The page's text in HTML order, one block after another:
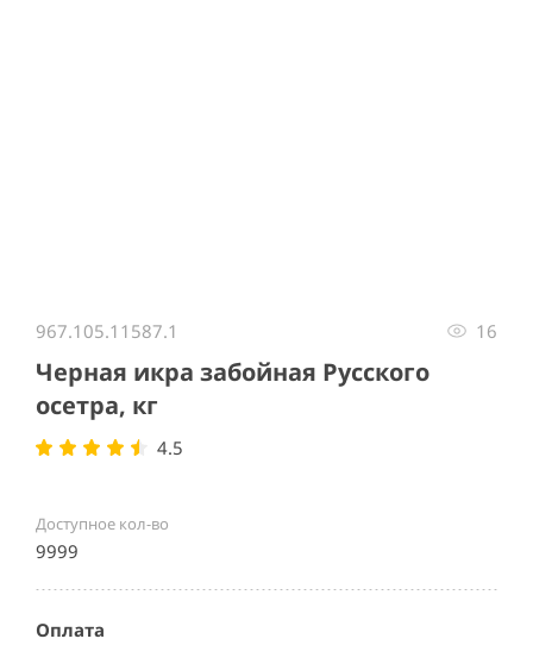
967.105.11587.1 16
Черная икра забойная Русского
осетра, кг
4.5
Доступное кол-во
9999
Оплата